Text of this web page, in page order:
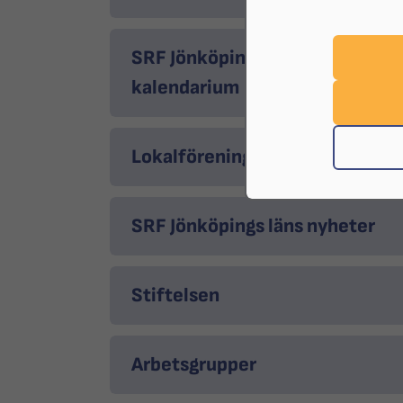
SRF Jönköpings läns
kalendarium
Lokalföreningar
SRF Jönköpings läns nyheter
Stiftelsen
Arbetsgrupper